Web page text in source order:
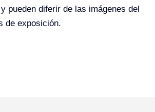
pueden diferir de las imágenes del
de exposición.